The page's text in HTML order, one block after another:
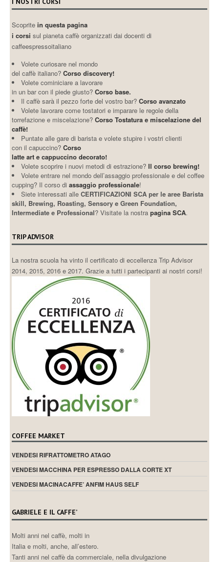
Scopritein questa pagina
i corsi sul pianeta caffè organizzati dai docenti di
caffeespressoitaliano
Volete curiosare nel mondo
del caffè italiano? Corso discovery!
Volete cominiciare a lavorare
in un bar con il piede giusto? Corso base.
Il caffè sarà il pezzo forte del vostro bar?Corso avanzato
Volete lavorare come tostatori e imparare le regole della
torrefazione e miscelazione?Corso Tostatura e miscelazione del
caffè!
Puntate alle gare di barista e volete stupire i vostri clienti
con il capuccino?Corso
latte art e cappuccino decorato!
Volete scoprire i nuovi metodi di estrazione?Il corso brewing!
Volete entrare nel mondo dell’assaggio professionale e del coffee
cupping? Il corso diassaggio professionale!
Siete interessati alleCERTIFICAZIONI SCA per le aree Barista
skill, Brewing, Roasting, Sensory e Green Foundation,
Intermediate e Professional? Visitate la nostrapagina SCA.
TRIP ADVISOR
La nostra scuola ha vinto il certificato di eccellenza Trip Advisor
2014, 2015, 2016 e 2017. Grazie a tutti i partecipanti ai nostri corsi!
COFFEE MARKET
VENDESI RIFRATTOMETRO ATAGO
VENDESI MACCHINA PER ESPRESSO DALLA CORTE XT
VENDESI MACINACAFFE’ ANFIM HAUS SELF
GABRIELE E IL CAFFE’
Molti anni nel caffè, molti in
Italia e molti, anche, all’estero.
Tanti anni nel caffè da commerciale, nella divulgazione